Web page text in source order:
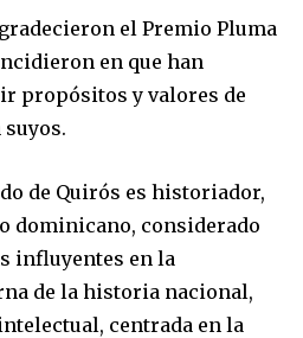
el Premio Pluma
en que han
propósitos y valores de
de Quirós es historiador,
dominicano, considerado
influyentes en la
de la historia nacional,
centrada en la